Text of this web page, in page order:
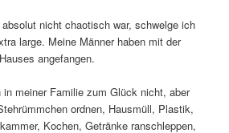
nicht chaotisch war, schwelge ich
large. Meine Männer haben mit der
angefangen.
meiner Familie zum Glück nicht, aber
ordnen, Hausmüll, Plastik,
Kochen, Getränke ranschleppen,